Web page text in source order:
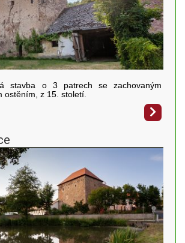
stavba o 3 patrech se zachovaným
ostěním, z 15. století.